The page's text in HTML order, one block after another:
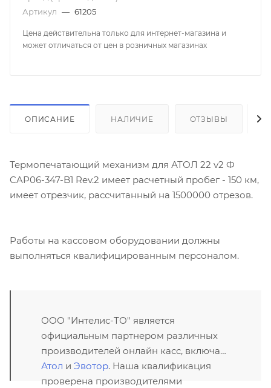
Артикул — 61205
Цена действительна только для интернет-магазина и
может отличаться от цен в розничных магазинах
ОПИСАНИЕ НАЛИЧИЕ ОТЗЫВЫ
Термопечатающий механизм для АТОЛ 22 v2 Ф
CAP06-347-B1 Rev.2 имеет расчетный пробег - 150 км,
имеет отрезчик, рассчитанный на 1500000 отрезов.
Работы на кассовом оборудовании должны
выполняться квалифицированным персоналом.
ООО "Интелис-ТО" является
официальным партнером различных
производителей онлайн касс, включая
Атол и Эвотор. Наша квалификация
проверена производителями